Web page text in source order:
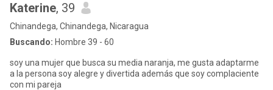
Katerine, 39
Chinandega, Chinandega, Nicaragua
Buscando: Hombre 39 - 60
soy una mujer que busca su media naranja, me gusta adaptarme
a la persona soy alegre y divertida además que soy complaciente
con mi pareja